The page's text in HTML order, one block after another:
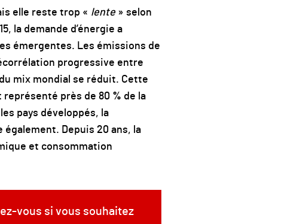
elle reste trop « lente» selon
la demande d’énergie a
émergentes. Les émissions de
progressive entre
mix mondial se réduit. Cette
près de 80 % de la
pays développés, la
Depuis 20 ans, la
et consommation
vous si vous souhaitez